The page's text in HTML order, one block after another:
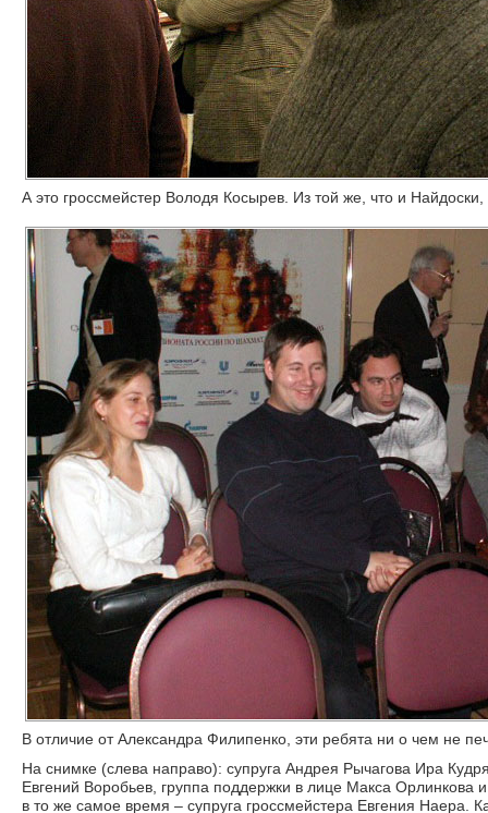
А это гроссмейстер Володя Косырев. Из той же, что и
В отличие от Александра Филипенко, эти ребята ни о чем не
На снимке (слева направо): супруга Андрея Рычагова Ира
Евгений Воробьев, группа поддержки в лице Макса Орлинкова
в то же самое время – супруга гроссмейстера Евгения Наера.